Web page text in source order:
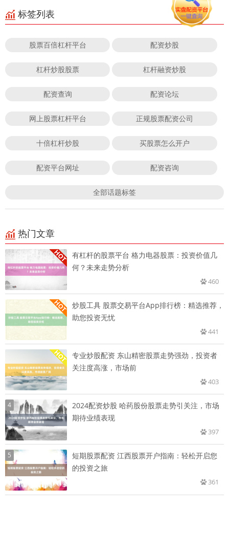
标签列表
股票百倍杠杆平台 配资炒股
杠杆炒股股票 杠杆融资炒股
配资查询 配资论坛
网上股票杠杆平台 正规股票配资公司
十倍杠杆炒股 买股票怎么开户
配资平台网址 配资咨询
全部话题标签
热门文章
有杠杆的股票平台 格力电器股票：投资价值几
何？未来走势分析
460
炒股工具 股票交易平台App排行榜：精选推荐，
助您投资无忧
441
专业炒股配资 东山精密股票走势强劲，投资者
关注度高涨，市场前
403
4
2024配资炒股 哈药股份股票走势引关注，市场
期待业绩表现
397
5
短期股票配资 江西股票开户指南：轻松开启您
的投资之旅
361